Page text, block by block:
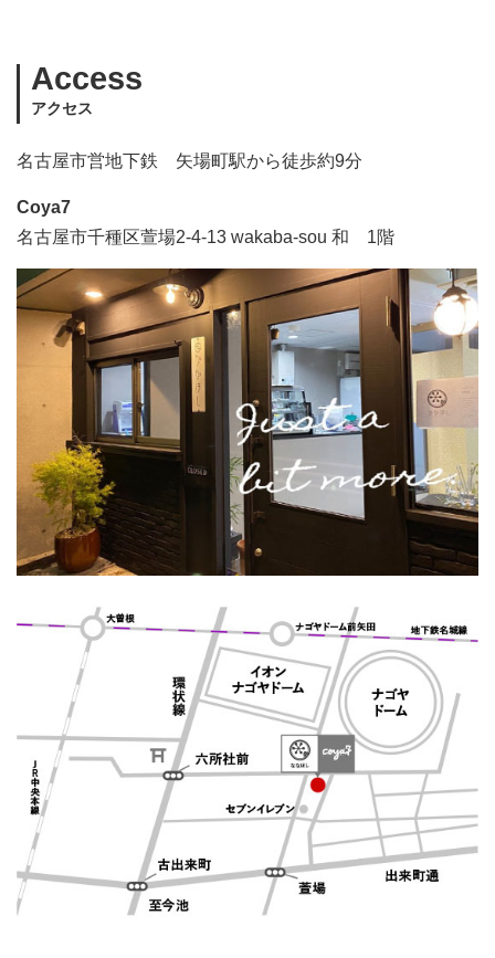
Access
アクセス
名古屋市営地下鉄 矢場町駅から徒歩約9分
Coya7
名古屋市千種区萱場2-4-13 wakaba-sou 和 1階